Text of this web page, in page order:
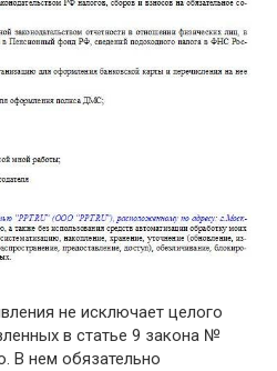
не исключает целого
в статье 9 закона №
В нем обязательно